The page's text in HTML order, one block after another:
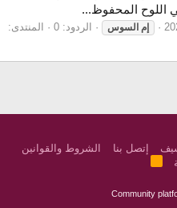
اللوح المحفوظ...
إم السوس الردود: 0
المنتدى:
إتصل بنا
الشروط والقوانين
Community